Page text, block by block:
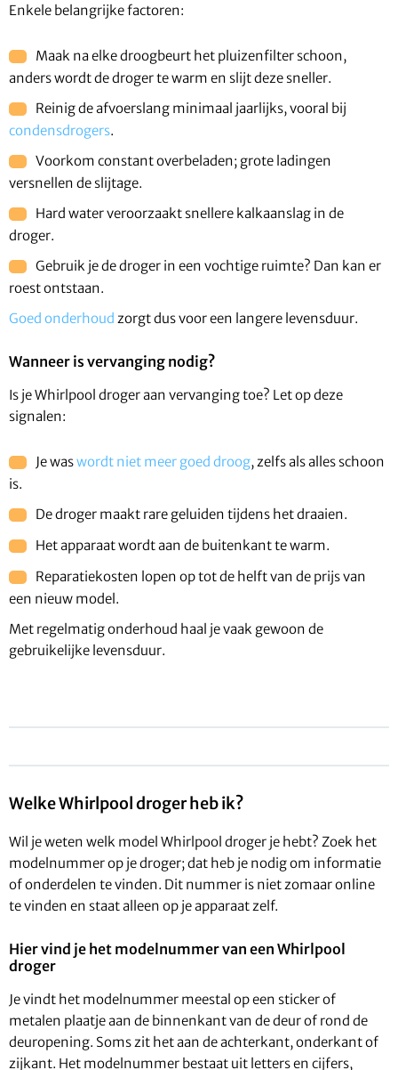
Enkele belangrijke factoren:
Maak na elke droogbeurt het pluizenfilter schoon,
anders wordt de droger te warm en slijt deze sneller.
Reinig de afvoerslang minimaal jaarlijks, vooral bij
condensdrogers.
Voorkom constant overbeladen; grote ladingen
versnellen de slijtage.
Hard water veroorzaakt snellere kalkaanslag in de
droger.
Gebruik je de droger in een vochtige ruimte? Dan kan er
roest ontstaan.
Goed onderhoud zorgt dus voor een langere levensduur.
Wanneer is vervanging nodig?
Is je Whirlpool droger aan vervanging toe? Let op deze
signalen:
Je waswordt niet meer goed droog, zelfs als alles schoon
is.
De droger maakt rare geluiden tijdens het draaien.
Het apparaat wordt aan de buitenkant te warm.
Reparatiekosten lopen op tot de helft van de prijs van
een nieuw model.
Met regelmatig onderhoud haal je vaak gewoon de
gebruikelijke levensduur.
Welke Whirlpool droger heb ik?
Wil je weten welk model Whirlpool droger je hebt? Zoek het
modelnummer op je droger; dat heb je nodig om informatie
of onderdelen te vinden. Dit nummer is niet zomaar online
te vinden en staat alleen op je apparaat zelf.
Hier vind je het modelnummer van een Whirlpool
droger
Je vindt het modelnummer meestal op een sticker of
metalen plaatje aan de binnenkant van de deur of rond de
deuropening. Soms zit het aan de achterkant, onderkant of
zijkant. Het modelnummer bestaat uit letters en cijfers,